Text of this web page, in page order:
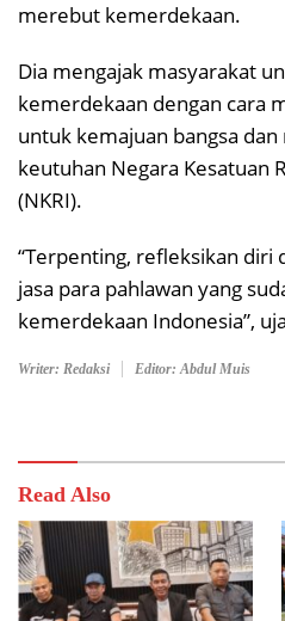
merebut kemerdekaan.
Dia mengajak masyarakat
kemerdekaan dengan cara
untuk kemajuan bangsa
keutuhan Negara Kesatuan
(NKRI).
“Terpenting, refleksikan diri
jasa para pahlawan yang
kemerdekaan Indonesia”,
Writer: Redaksi Editor: Abdul Muis
Read Also